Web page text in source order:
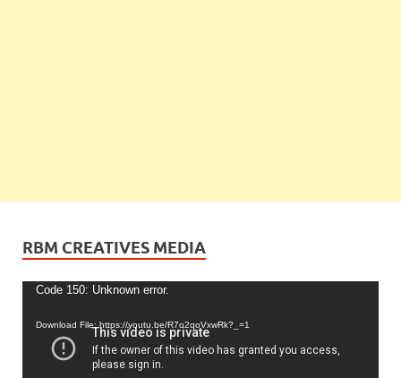
RBM CREATIVES MEDIA
Video
Code 150: Unknown error.
Download File: https://youtu.be/R7o2qoVxwRk?_=1